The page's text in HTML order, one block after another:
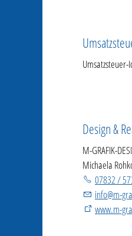
Design &
M-GRAFIK-
Michaela
07832 /
nf
m-gr
www.m-